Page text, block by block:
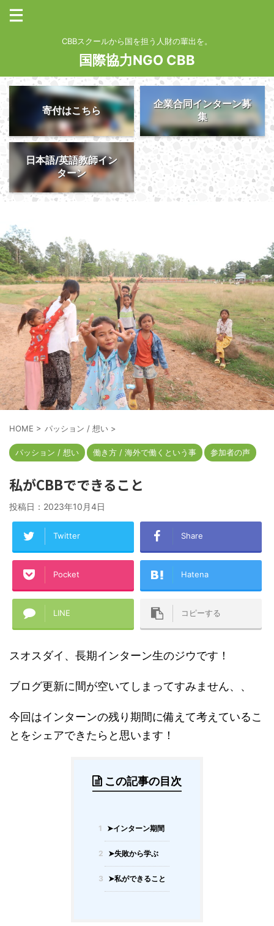
CBBスクールから国を担う人財の輩出を。
国際協力NGO CBB
寄付はこちら
企業合同インターン募
集
日本語/英語教師イン
ターン
HOME > パッション / 想い >
パッション / 想い 働き方 / 海外で働くという事 参加者の声
私がCBBでできること
投稿日： 2023年10月4日
Twitter Share
Pocket Hatena
LINE コピーする
スオスダイ、長期インターン生のジウです！
ブログ更新に間が空いてしまってすみません、、
今回はインターンの残り期間に備えて考えているこ
とをシェアできたらと思います！
この記事の目次
1 ➤インターン期間
2 ➤失敗から学ぶ
3 ➤私ができること